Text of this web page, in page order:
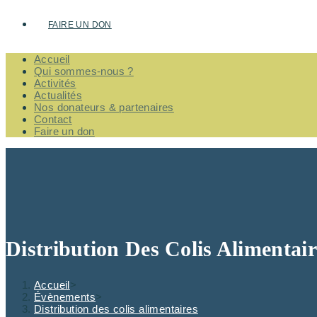
FAIRE UN DON
Accueil
Qui sommes-nous ?
Activités
Actualités
Nos donateurs & partenaires
Contact
Faire un don
Distribution Des Colis
Accueil>
Évènements>
Distribution des colis alimentaires